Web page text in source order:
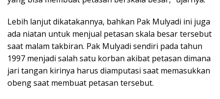
Lebih lanjut dikatakannya, bahkan Pak Mulyadi ini juga
ada niatan untuk menjual petasan skala besar tersebut
saat malam takbiran. Pak Mulyadi sendiri pada tahun
1997 menjadi salah satu korban akibat petasan dimana
jari tangan kirinya harus diamputasi saat memasukkan
obeng saat membuat petasan tersebut.